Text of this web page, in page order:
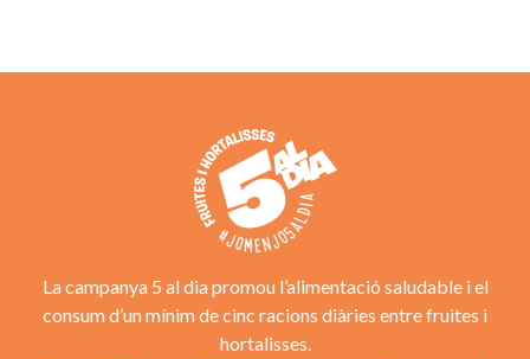
La campanya 5 al dia promou l’alimentació saludable i el
consum d’un mínim de cinc racions diàries entre fruites i
hortalisses.